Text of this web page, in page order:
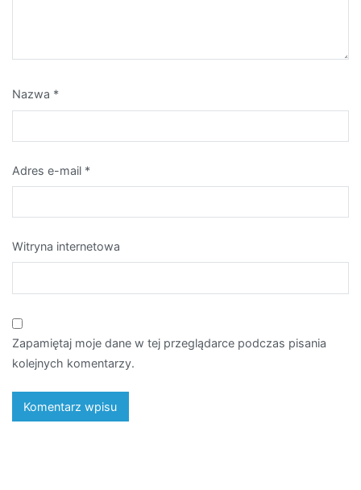
Nazwa *
Adres e-mail *
Witryna internetowa
Zapamiętaj moje dane w tej przeglądarce podczas pisania
kolejnych komentarzy.